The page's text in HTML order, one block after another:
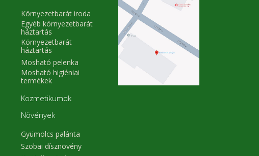
Környezetbarát iroda
Egyéb környezetbarát
háztartás
Környezetbarát
háztartás
Mosható pelenka
Mosható higiéniai
termékek
Kozmetikumok
Növények
Gyümölcs palánta
Szobai dísznövény